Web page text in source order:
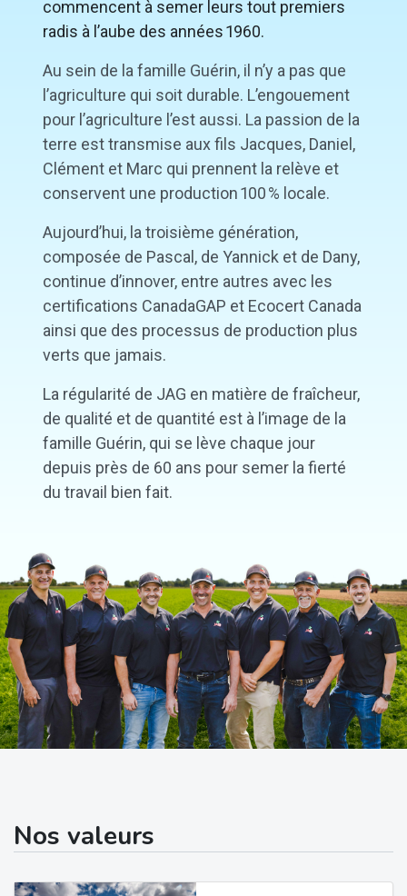
commencent à semer leurs tout premiers
radis à l’aube des années1960.
Au sein de la famille Guérin, il n’y a pas que
l’agriculture qui soit durable. L’engouement
pour l’agriculture l’est aussi. La passion de la
terre est transmise aux fils Jacques, Daniel,
Clément et Marc qui prennent la relève et
conservent une production100% locale.
Aujourd’hui, la troisième génération,
composée de Pascal, de Yannick et de Dany,
continue d’innover, entre autres avec les
certifications CanadaGAP et Ecocert Canada
ainsi que des processus de production plus
verts que jamais.
La régularité de JAG en matière de fraîcheur,
de qualité et de quantité est à l’image de la
famille Guérin, qui se lève chaque jour
depuis près de 60 ans pour semer la fierté
du travail bien fait.
Nos valeurs